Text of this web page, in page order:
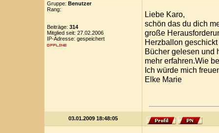
Gruppe: Benutzer
Rang:
Beiträge: 314
Mitglied seit: 27.02.2006
IP-Adresse: gespeichert
Liebe Karo,
schön das du dich
große
Herzballon
Bücher gelesen und
mehr erfahren.Wie
Ich würde mich
Elke Marie
03.01.2009 18:48:05